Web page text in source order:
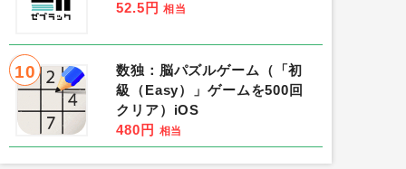
52.5円 相当
10
数独：脳パズルゲーム（「初
級（Easy）」ゲームを500回
クリア）iOS
480円 相当